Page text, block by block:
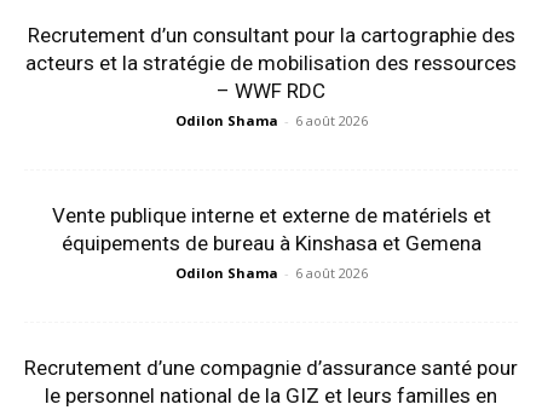
Recrutement d’un consultant pour la cartographie des
acteurs et la stratégie de mobilisation des ressources
– WWF RDC
Odilon Shama - 6 août 2026
Vente publique interne et externe de matériels et
équipements de bureau à Kinshasa et Gemena
Odilon Shama - 6 août 2026
Recrutement d’une compagnie d’assurance santé pour
le personnel national de la GIZ et leurs familles en